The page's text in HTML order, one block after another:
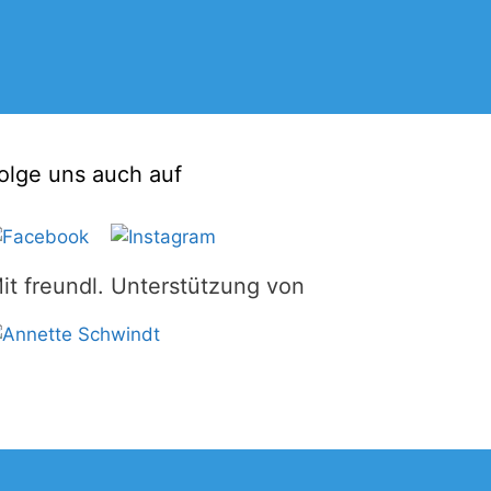
uns auch auf
freundl. Unterstützung von